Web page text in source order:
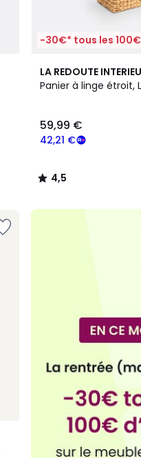
-30€* tous les 100€
LA REDOUTE
Panier à linge étroit,
42,21 €
59,99 €
4,5
/ 5
4,5
/